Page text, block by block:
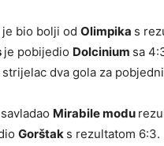
je bio bolji od Olimpika s
je pobijedio Dolcinium sa
dva gola za
Mirabile modu
Gorštak s rezultatom 6:3.